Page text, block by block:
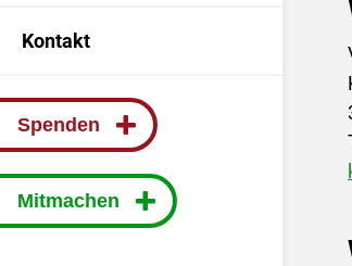
Kontakt
Spenden
Mitmachen